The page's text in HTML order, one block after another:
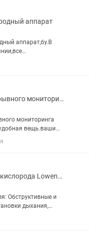
аппарат
аппарат,бу.В
нужны
Датчик непрерывного мониторинга глюкозы Ottai.
мониторинга
вещь.ваши
постоянно
каждые 3 минуты.
Концентратор кислорода Lowenstein Medical Prisma 30ST
Обструктивные и
дыхания,
на фоне
реабилитация
по